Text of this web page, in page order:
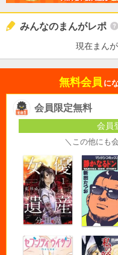
みんなのまんがレポ
現在まん
無料会員 に
会員限定無料
会員
＼この他にも